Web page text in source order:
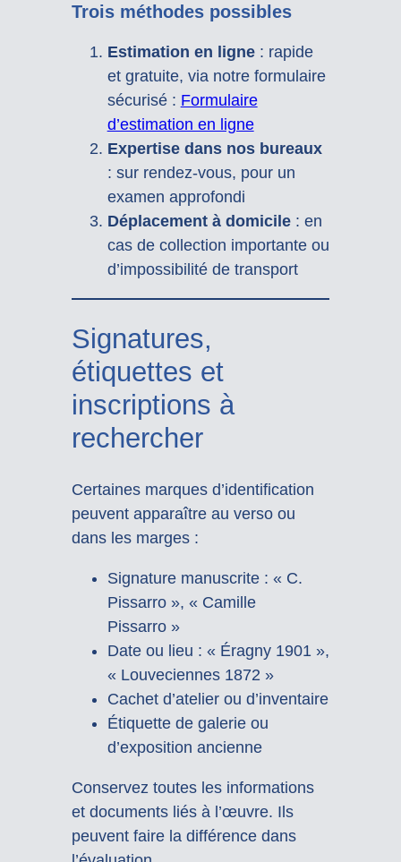
Trois méthodes possibles
Estimation en ligne: rapide
et gratuite, via notre formulaire
sécurisé : Formulaire
d’estimation en ligne
Expertise dans nos bureaux
: sur rendez-vous, pour un
examen approfondi
Déplacement à domicile: en
cas de collection importante ou
d’impossibilité de transport
Signatures,
étiquettes et
inscriptions à
rechercher
Certaines marques d’identification
peuvent apparaître au verso ou
dans les marges :
Signature manuscrite : « C.
Pissarro », « Camille
Pissarro »
Date ou lieu : « Éragny 1901 »,
« Louveciennes 1872 »
Cachet d’atelier ou d’inventaire
Étiquette de galerie ou
d’exposition ancienne
Conservez toutes les informations
et documents liés à l’œuvre. Ils
peuvent faire la différence dans